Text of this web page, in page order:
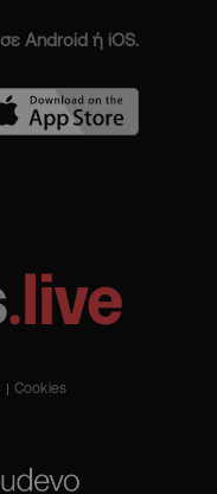
Android ή iOS.
Cookies